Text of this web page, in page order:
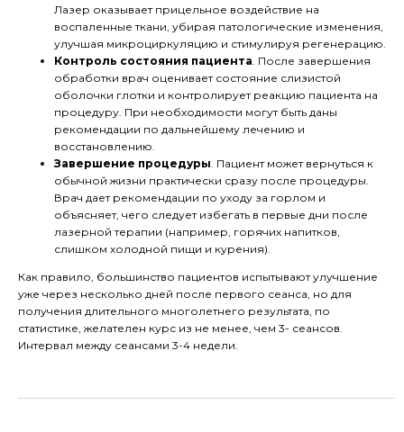
Лазер оказывает прицельное воздействие на
воспаленные ткани, убирая патологические изменения,
улучшая микроциркуляцию и стимулируя регенерацию.
Контроль состояния пациента. После завершения
обработки врач оценивает состояние слизистой
оболочки глотки и контролирует реакцию пациента на
процедуру. При необходимости могут быть даны
рекомендации по дальнейшему лечению и
восстановлению.
Завершение процедуры. Пациент может вернуться к
обычной жизни практически сразу после процедуры.
Врач дает рекомендации по уходу за горлом и
объясняет, чего следует избегать в первые дни после
лазерной терапии (например, горячих напитков,
слишком холодной пищи и курения).
Как правило, большинство пациентов испытывают улучшение
уже через несколько дней после первого сеанса, но для
получения длительного многолетнего результата, по
статистике, желателен курс из не менее, чем 3- сеансов.
Интервал между сеансами 3-4 недели.